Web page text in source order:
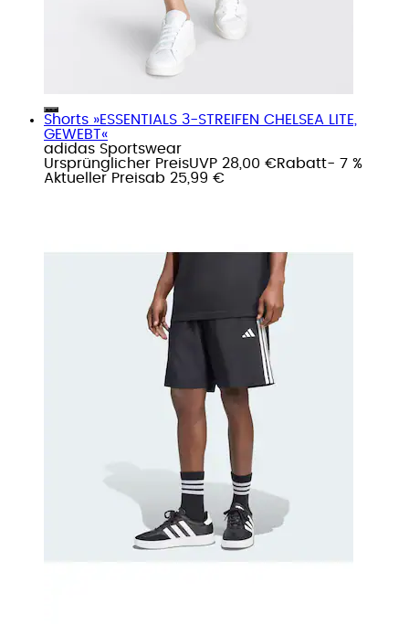
Shorts »ESSENTIALS 3-STREIFEN CHELSEA LITE,
GEWEBT«
adidas Sportswear
Ursprünglicher PreisUVP 28,00 €Rabatt- 7 %
Aktueller Preisab 25,99 €